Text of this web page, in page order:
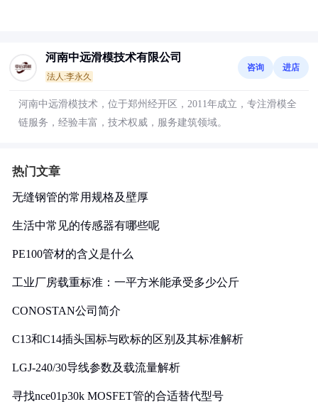
河南中远滑模技术有限公司
法人:李永久
咨询 进店
河南中远滑模技术，位于郑州经开区，2011年成立，专注滑模全
链服务，经验丰富，技术权威，服务建筑领域。
热门文章
无缝钢管的常用规格及壁厚
生活中常见的传感器有哪些呢
PE100管材的含义是什么
工业厂房载重标准：一平方米能承受多少公斤
CONOSTAN公司简介
C13和C14插头国标与欧标的区别及其标准解析
LGJ-240/30导线参数及载流量解析
寻找nce01p30k MOSFET管的合适替代型号